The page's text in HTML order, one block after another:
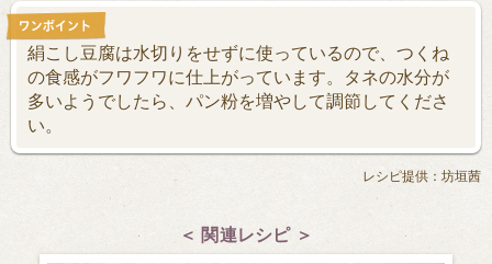
絹こし豆腐は水切りをせずに使っているので、つくね
の食感がフワフワに仕上がっています。タネの水分が
多いようでしたら、パン粉を増やして調節してくださ
い。
レシピ提供：坊垣茜
＜ 関連レシピ ＞